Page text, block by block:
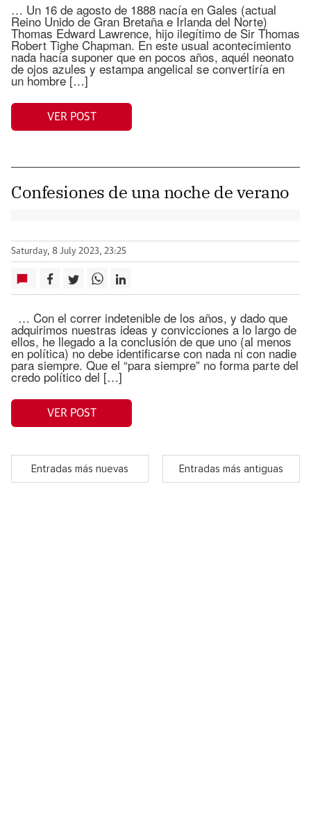
… Un 16 de agosto de 1888 nacía en Gales (actual
Reino Unido de Gran Bretaña e Irlanda del Norte)
Thomas Edward Lawrence, hijo ilegítimo de Sir Thomas
Robert Tighe Chapman. En este usual acontecimiento
nada hacía suponer que en pocos años, aquél neonato
de ojos azules y estampa angelical se convertiría en
un hombre […]
VER POST
Confesiones de una noche de verano
Saturday, 8 July 2023, 23:25
… Con el correr indetenible de los años, y dado que
adquirimos nuestras ideas y convicciones a lo largo de
ellos, he llegado a la conclusión de que uno (al menos
en política) no debe identificarse con nada ni con nadie
para siempre. Que el “para siempre” no forma parte del
credo político del […]
VER POST
Entradas más nuevas Entradas más antiguas